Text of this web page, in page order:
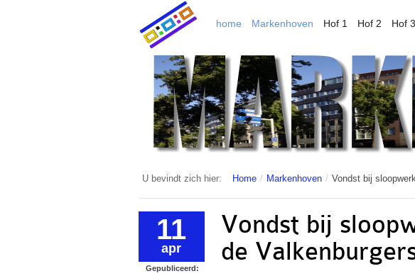
home Markenhoven Hof 1 Hof 2 Hof 3
U bevindt zich hier: Home / Markenhoven / Vondst bij
11
apr
Gepubliceerd:
Vondst bij
de